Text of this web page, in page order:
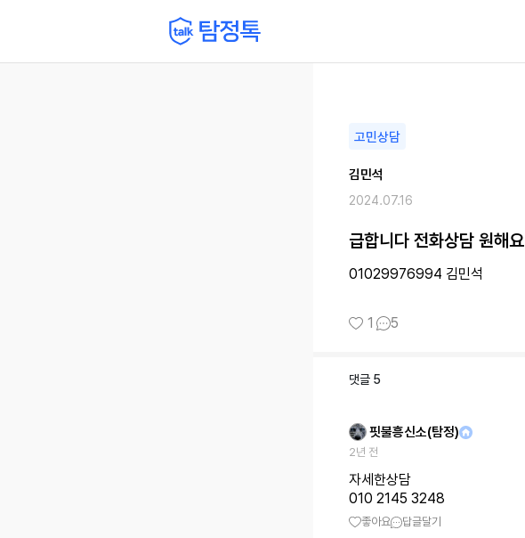
고민상담
김민석
2024.07.16
급합니다 전화상담 원해요
01029976994 김민석
1 5
댓글 5
핏불흥신소(탐정)
2년 전
자세한상담
010 2145 3248
좋아요 답글달기